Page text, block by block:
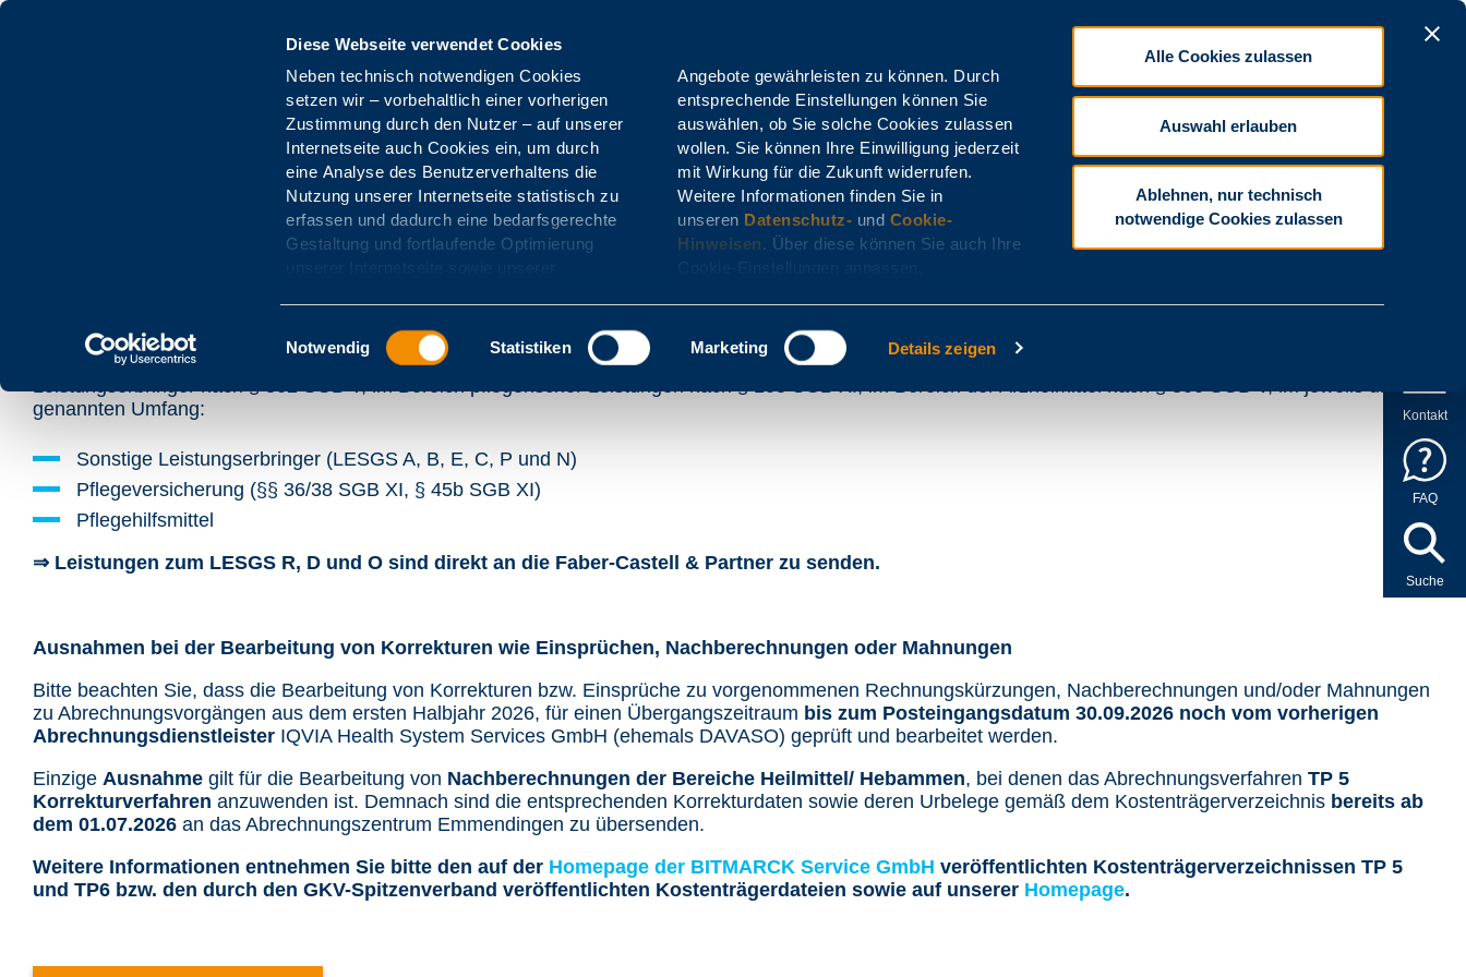
Diese Webseite verwendet Cookies
Neben technisch notwendigen Cookies
setzen wir – vorbehaltlich einer vorherigen
Zustimmung durch den Nutzer – auf unserer
Internetseite auch Cookies ein, um durch
eine Analyse des Benutzerverhaltens die
Nutzung unserer Internetseite statistisch zu
erfassen und dadurch eine bedarfsgerechte
Gestaltung und fortlaufende Optimierung
Angebote gewährleisten zu können. Durch
entsprechende Einstellungen können Sie
auswählen, ob Sie solche Cookies zulassen
wollen. Sie können Ihre Einwilligung jederzeit
mit Wirkung für die Zukunft widerrufen.
Weitere Informationen finden Sie in
unseren Datenschutz- und Cookie-
Hinweisen. Über diese können Sie auch Ihre
Einwilligungsauswahl
Notwendig Statistiken Marketing Details zeigen
Alle Cookies zulassen
Auswahl erlauben
Ablehnen, nur technisch
notwendige Cookies zulassen
Zum Hauptinhalt springen
Service-Portal für LE Datenträgeraustausch Kassenverzeichnis Kostenträgerverzeichnis
Kontakt
FAQ
Suche
Ab 01.07.2026übernimmt das Abrechnungszentrum Emmendingen im Auftrag der Faber-Castell & Partner
Leistungserbringer nach § 302 SGB V, im Bereich pflegerischer Leistungen nach § 105 SGB XI, im Bereich der Arzneimittel nach § 300 SGB V, im jeweils unten
genannten Umfang:
Sonstige Leistungserbringer (LESGS A, B, E, C, P und N)
Pflegeversicherung (§§ 36/38 SGB XI, § 45b SGB XI)
Pflegehilfsmittel
⇒ Leistungen zum LESGS R, D und O sind direkt an die Faber-Castell & Partner zu senden.
Ausnahmen bei der Bearbeitung von Korrekturen wie Einsprüchen, Nachberechnungen oder Mahnungen
Bitte beachten Sie, dass die Bearbeitung von Korrekturen bzw. Einsprüche zu vorgenommenen Rechnungskürzungen, Nachberechnungen und/oder Mahnungen
zu Abrechnungsvorgängen aus dem ersten Halbjahr 2026, für einen Übergangszeitraum bis zum Posteingangsdatum 30.09.2026 noch vom vorherigen
Abrechnungsdienstleister IQVIA Health System Services GmbH (ehemals DAVASO) geprüft und bearbeitet werden.
Einzige Ausnahme gilt für die Bearbeitung von Nachberechnungen der Bereiche Heilmittel/ Hebammen, bei denen das Abrechnungsverfahren TP 5
Korrekturverfahren anzuwenden ist. Demnach sind die entsprechenden Korrekturdaten sowie deren Urbelege gemäß dem Kostenträgerverzeichnis bereits ab
dem 01.07.2026 an das Abrechnungszentrum Emmendingen zu übersenden.
Weitere Informationen entnehmen Sie bitte den auf der Homepage der BITMARCK Service GmbH veröffentlichten Kostenträgerverzeichnissen TP 5
und TP6 bzw. den durch den GKV-Spitzenverband veröffentlichten Kostenträgerdateien sowie auf unserer Homepage.